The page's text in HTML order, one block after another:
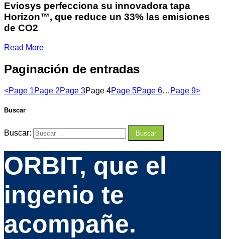
Eviosys perfecciona su innovadora tapa
Horizon™, que reduce un 33% las emisiones
de CO2
Read More
Paginación de entradas
<Page 1Page 2Page 3Page 4Page 5Page 6… Page 9>
Buscar
Buscar:
ORBIT, que el
ingenio te
acompañe.